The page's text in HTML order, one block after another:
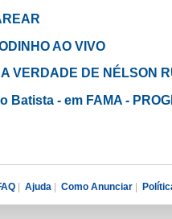
AO VIVO
VERDADE DE NÉLSON
Batista - em FAMA -
| Ajuda | Como Anunciar |